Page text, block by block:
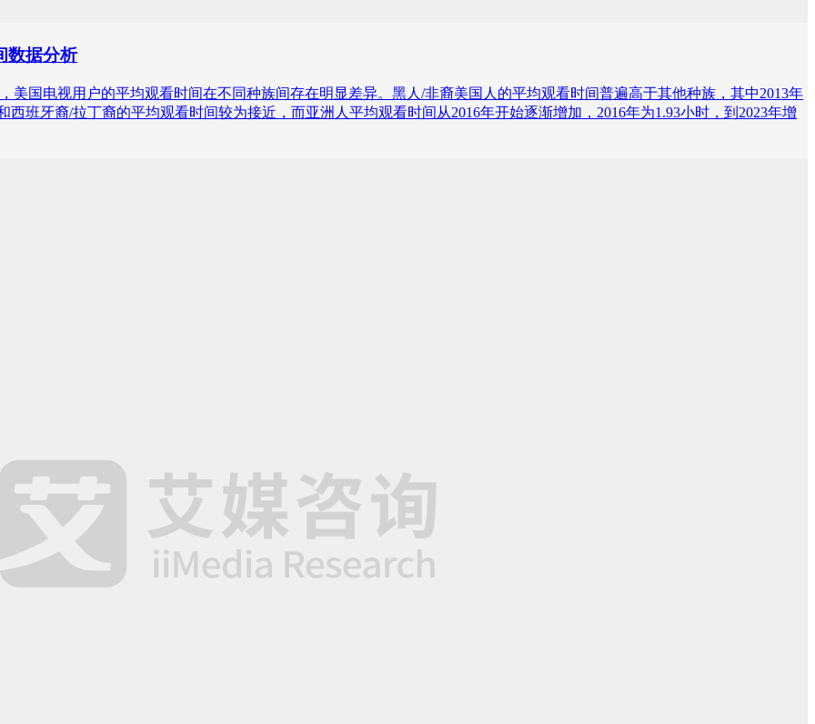
数据分析
美国电视用户的平均观看时间在不同种族间存在明显差异。黑人/非裔美国人的平均观看时间普遍高于其他种族，其中2013年
班牙裔/拉丁裔的平均观看时间较为接近，而亚洲人平均观看时间从2016年开始逐渐增加，2016年为1.93小时，到2023年增